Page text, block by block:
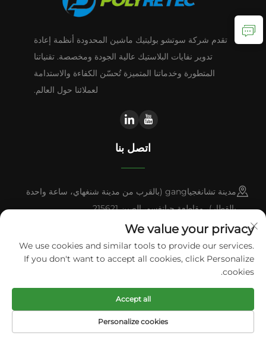
تقدم شركة سوتشو بوليتيك ماشين المحدودة أنظمة إعادة
تدوير نفايات البلاستيك عالية الجودة ومخصصة. تقنياتنا
المتطورة وخدماتنا المتميزة تُحسّن الكفاءة والاستدامة
لعملائنا حول العالم.
اتصل بنا
مدينة تشانغجياgang (بالقرب من مدينة شنغهاي، ساعة واحدة
بالقطار)، مقاطعة جيانغسو، الصين 215621
+86-13338664103
[email protected]
حقوق الطبع والنشر © 2026 شركة سوتشو بوليتيك للآلات المحدودة. جميع
الحقوق محفوظة.سياسة الخصوصية
We value your privacy
We use cookies and similar tools to provide our services.
If you don't want to accept all cookies, click Personalize
cookies.
Personalize cookies
Accept all